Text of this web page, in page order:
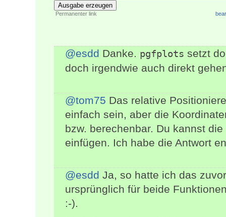
Ausgabe erzeugen
Permanenter link
@esdd Danke. pgfplots setzt
doch irgendwie auch direkt
@tom75 Das relative
einfach sein, aber die
bzw. berechenbar. Du kannst
einfügen. Ich habe die Antwort
@esdd Ja, so hatte ich das
ursprünglich für beide
:-).